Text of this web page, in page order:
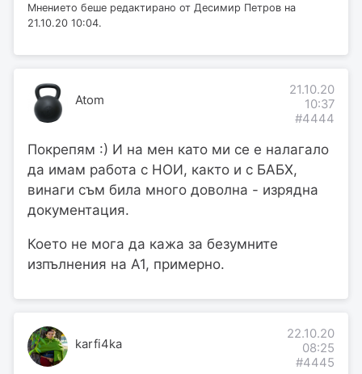
Мнението беше редактирано от Десимир Петров на
21.10.20 10:04.
Atom
21.10.20
10:37
#4444
Покрепям :) И на мен като ми се е налагало
да имам работа с НОИ, както и с БАБХ,
винаги съм била много доволна - изрядна
документация.
Което не мога да кажа за безумните
изпълнения на A1, примерно.
karfi4ka
22.10.20
08:25
#4445